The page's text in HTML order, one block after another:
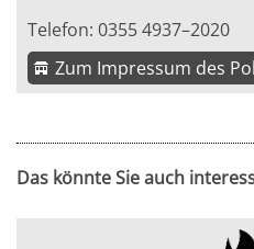
Telefon: 0355 4937–2020
Zum Impressum des
Das könnte Sie auch